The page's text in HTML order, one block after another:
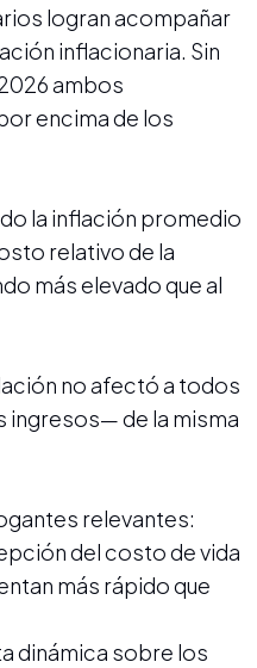
logran acompañar
inflacionaria. Sin
ambos
encima de los
la inflación promedio
relativo de la
más elevado que al
no afectó a todos
de la misma
relevantes:
del costo de vida
más rápido que
dinámica sobre los